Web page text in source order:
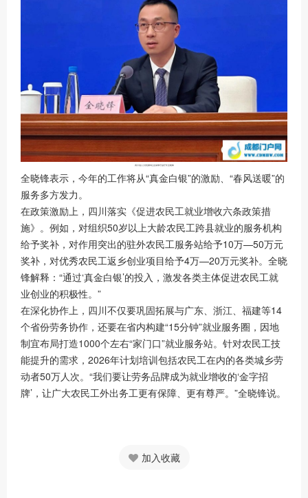
四川省人力资源和社会保障厅副厅长全晓锋
全晓锋表示，今年的工作将从“真金白银”的激励、“春风送暖”的
服务多方发力。
在政策激励上，四川落实《促进农民工就业增收六条政策措
施》。例如，对组织50岁以上大龄农民工跨县就业的服务机构
给予奖补，对作用突出的驻外农民工服务站给予10万—50万元
奖补，对优秀农民工返乡创业项目给予4万—20万元奖补。全晓
锋解释：“通过‘真金白银’的投入，激发各类主体促进农民工就
业创业的积极性。”
在深化协作上，四川不仅要巩固拓展与广东、浙江、福建等14
个省份劳务协作，还要在省内构建“15分钟”就业服务圈，因地
制宜布局打造1000个左右“家门口”就业服务站。针对农民工技
能提升的需求，2026年计划培训包括农民工在内的各类城乡劳
动者50万人次。“我们要让劳务品牌成为就业增收的‘金字招
牌’，让广大农民工外出务工更有保障、更有尊严。”全晓锋说。
加入收藏